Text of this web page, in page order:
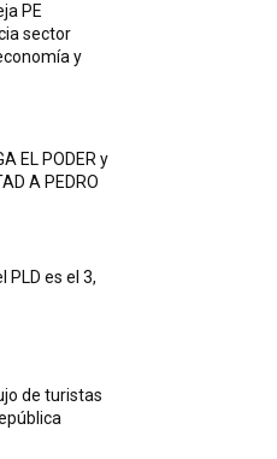
PE
sector
y
EL PODER y
A PEDRO
PLD es el 3,
de turistas